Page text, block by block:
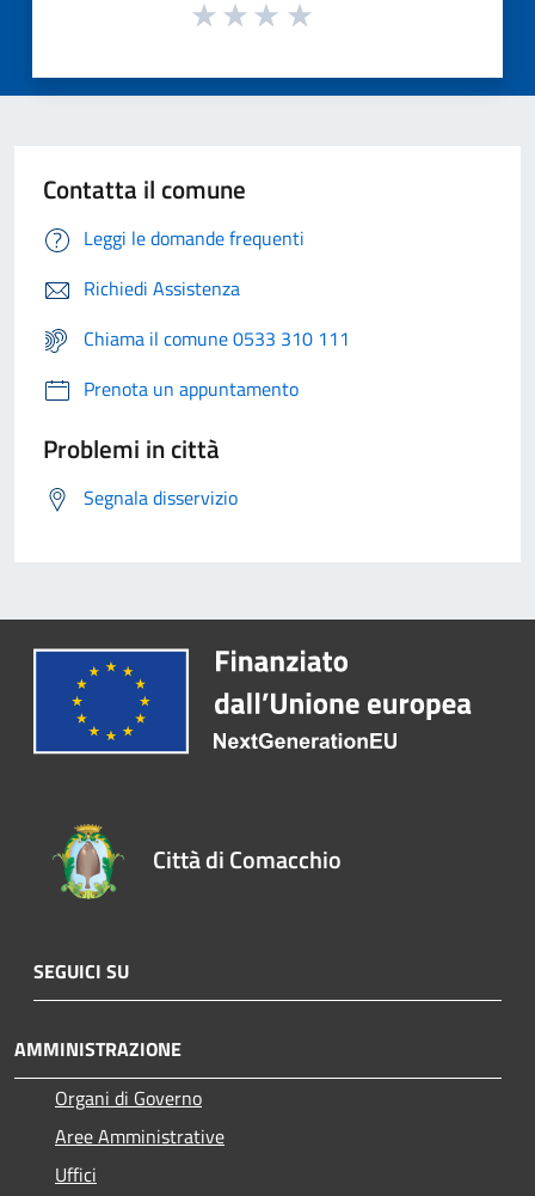
Contatta il comune
Leggi le domande frequenti
Richiedi Assistenza
Chiama il comune 0533 310 111
Prenota un appuntamento
Problemi in città
Segnala disservizio
Città di Comacchio
SEGUICI SU
AMMINISTRAZIONE
Organi di Governo
Aree Amministrative
Uffici